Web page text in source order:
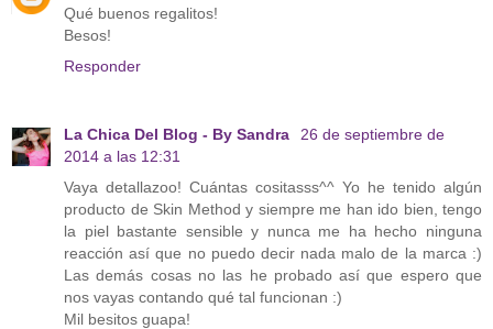
Qué buenos regalitos!
Besos!
Responder
La Chica Del Blog - By Sandra
26 de septiembre de
2014 a las 12:31
Vaya detallazoo! Cuántas cositasss^^ Yo he tenido algún
producto de Skin Method y siempre me han ido bien, tengo
la piel bastante sensible y nunca me ha hecho ninguna
reacción así que no puedo decir nada malo de la marca :)
Las demás cosas no las he probado así que espero que
nos vayas contando qué tal funcionan :)
Mil besitos guapa!